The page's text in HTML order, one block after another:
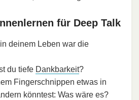
für Deep Talk
deinem Leben war die
du tiefe Dankbarkeit?
Fingerschnippen etwas in
könntest: Was wäre es?